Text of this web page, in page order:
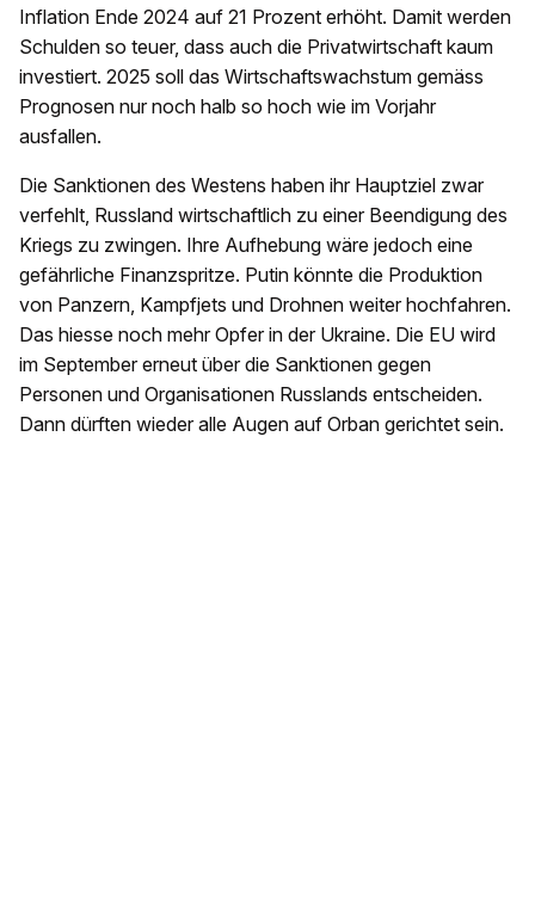
Inflation Ende 2024 auf 21 Prozent erhöht. Damit werden
Schulden so teuer, dass auch die Privatwirtschaft kaum
investiert. 2025 soll das Wirtschaftswachstum gemäss
Prognosen nur noch halb so hoch wie im Vorjahr
ausfallen.
Die Sanktionen des Westens haben ihr Hauptziel zwar
verfehlt, Russland wirtschaftlich zu einer Beendigung des
Kriegs zu zwingen. Ihre Aufhebung wäre jedoch eine
gefährliche Finanzspritze. Putin könnte die Produktion
von Panzern, Kampfjets und Drohnen weiter hochfahren.
Das hiesse noch mehr Opfer in der Ukraine. Die EU wird
im September erneut über die Sanktionen gegen
Personen und Organisationen Russlands entscheiden.
Dann dürften wieder alle Augen auf Orban gerichtet sein.